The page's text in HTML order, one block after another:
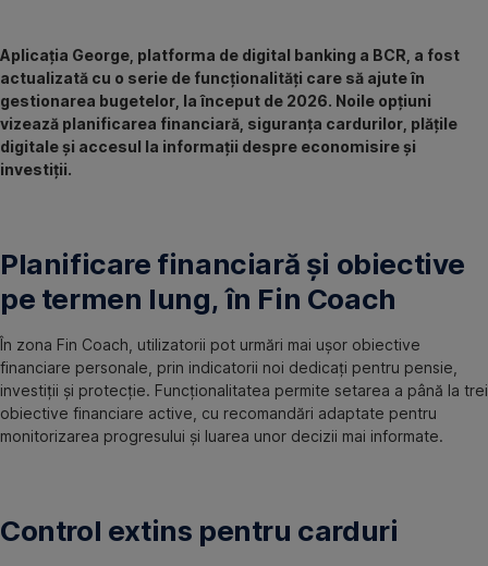
Aplicația George, platforma de digital banking a BCR, a fost
actualizată cu o serie de funcționalități care să ajute în
gestionarea bugetelor, la început de 2026. Noile opțiuni
vizează planificarea financiară, siguranța cardurilor, plățile
digitale și accesul la informații despre economisire și
investiții.
Planificare financiară și obiective
pe termen lung, în Fin Coach
În zona Fin Coach, utilizatorii pot urmări mai ușor obiective
financiare personale, prin indicatorii noi dedicați pentru pensie,
investiții și protecție. Funcționalitatea permite setarea a până la trei
obiective financiare active, cu recomandări adaptate pentru
monitorizarea progresului și luarea unor decizii mai informate.
Control extins pentru carduri